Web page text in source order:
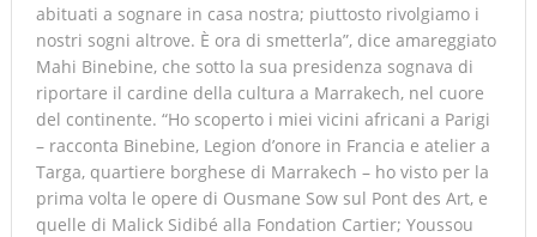
abituati a sognare in casa nostra; piuttosto rivolgiamo i
nostri sogni altrove. È ora di smetterla”, dice amareggiato
Mahi Binebine, che sotto la sua presidenza sognava di
riportare il cardine della cultura a Marrakech, nel cuore
del continente. “Ho scoperto i miei vicini africani a Parigi
– racconta Binebine, Legion d’onore in Francia e atelier a
Targa, quartiere borghese di Marrakech – ho visto per la
prima volta le opere di Ousmane Sow sul Pont des Art, e
quelle di Malick Sidibé alla Fondation Cartier; Youssou